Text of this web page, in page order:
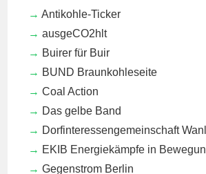
Antikohle-Ticker
ausgeCO2hlt
Buirer für Buir
BUND Braunkohleseite
Coal Action
Das gelbe Band
Dorfinteressengemeinschaft
EKIB Energiekämpfe in
Gegenstrom Berlin